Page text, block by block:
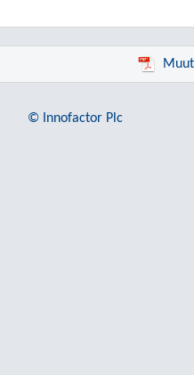
© Innofactor Plc